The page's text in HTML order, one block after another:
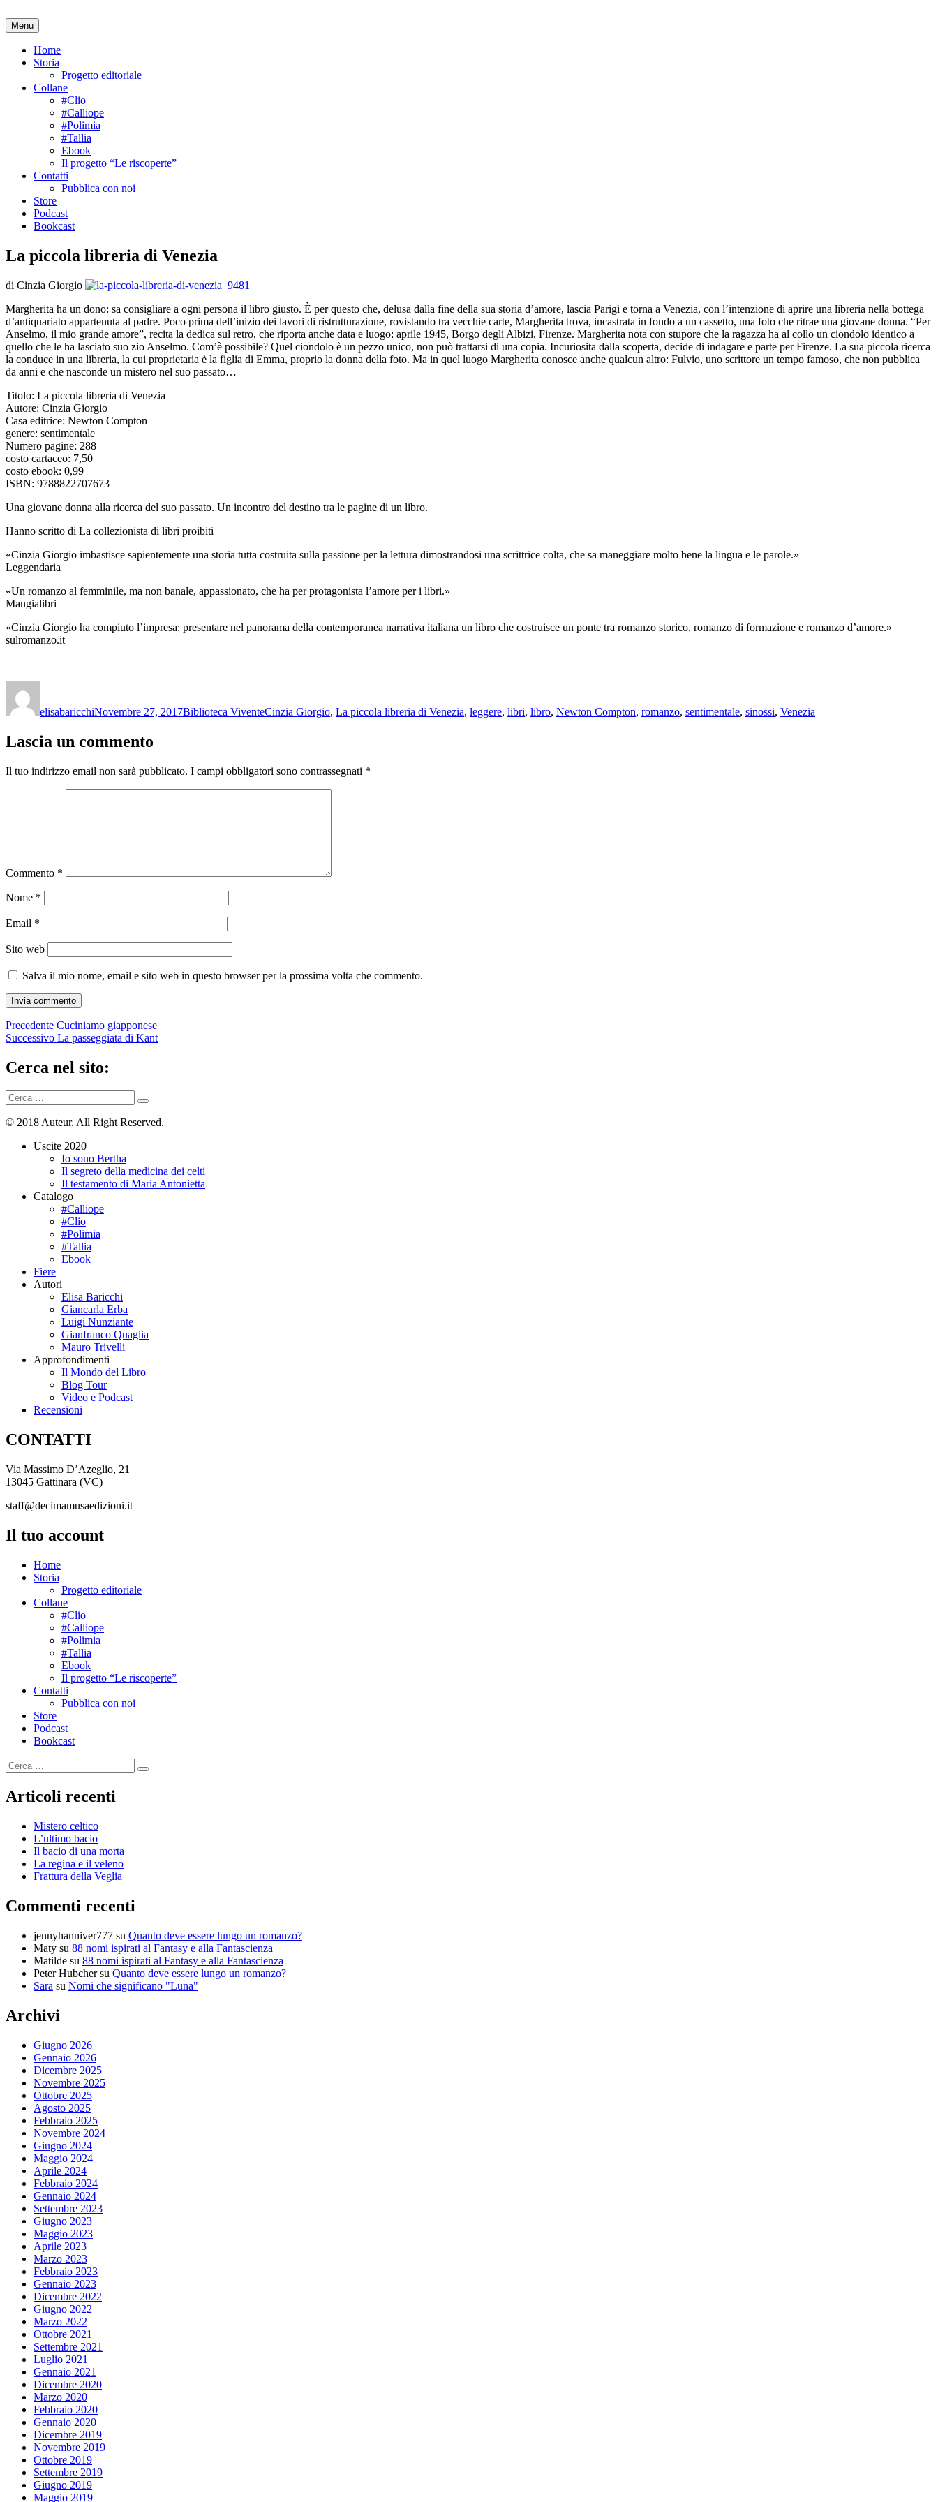
al
contenuto
Menu
Home
Storia
Progetto editoriale
Collane
#Clio
#Calliope
#Polimia
#Tallia
Ebook
Il progetto “Le riscoperte”
Contatti
Pubblica con noi
Store
Podcast
Bookcast
La piccola libreria di Venezia
di Cinzia Giorgio
Margherita ha un dono: sa consigliare a ogni persona il libro giusto. È per questo che, delusa dalla fine della sua storia d’amore, lascia Parigi e torna a Venezia, con l’intenzione di aprire una libreria nella bottega
d’antiquariato appartenuta al padre. Poco prima dell’inizio dei lavori di ristrutturazione, rovistando tra vecchie carte, Margherita trova, incastrata in fondo a un cassetto, una foto che ritrae una giovane donna. “Per
Anselmo, il mio grande amore”, recita la dedica sul retro, che riporta anche data e luogo: aprile 1945, Borgo degli Albizi, Firenze. Margherita nota con stupore che la ragazza ha al collo un ciondolo identico a
quello che le ha lasciato suo zio Anselmo. Com’è possibile? Quel ciondolo è un pezzo unico, non può trattarsi di una copia. Incuriosita dalla scoperta, decide di indagare e parte per Firenze. La sua piccola ricerca
la conduce in una libreria, la cui proprietaria è la figlia di Emma, proprio la donna della foto. Ma in quel luogo Margherita conosce anche qualcun altro: Fulvio, uno scrittore un tempo famoso, che non pubblica
da anni e che nasconde un mistero nel suo passato…
Titolo: La piccola libreria di Venezia
Autore: Cinzia Giorgio
Casa editrice: Newton Compton
genere: sentimentale
Numero pagine: 288
costo cartaceo: 7,50
costo ebook: 0,99
ISBN: 9788822707673
Una giovane donna alla ricerca del suo passato. Un incontro del destino tra le pagine di un libro.
Hanno scritto di La collezionista di libri proibiti
«Cinzia Giorgio imbastisce sapientemente una storia tutta costruita sulla passione per la lettura dimostrandosi una scrittrice colta, che sa maneggiare molto bene la lingua e le parole.»
Leggendaria
«Un romanzo al femminile, ma non banale, appassionato, che ha per protagonista l’amore per i libri.»
Mangialibri
«Cinzia Giorgio ha compiuto l’impresa: presentare nel panorama della contemporanea narrativa italiana un libro che costruisce un ponte tra romanzo storico, romanzo di formazione e romanzo d’amore.»
sulromanzo.it
elisabaricchiNovembre 27, 2017Biblioteca ViventeCinzia Giorgio, La piccola libreria di Venezia, leggere, libri, libro, Newton Compton, romanzo, sentimentale, sinossi, Venezia
Lascia un commento
Il tuo indirizzo email non sarà pubblicato. I campi obbligatori sono contrassegnati *
Commento *
Nome *
Email *
Sito web
Salva il mio nome, email e sito web in questo browser per la prossima volta che commento.
Navigazione
articoli
Precedente Articolo
precedente:
Cuciniamo giapponese
Successivo Articolo
La passeggiata di Kant
Cerca nel sito:
Cerca:
Cerca
© 2018 Auteur. All Right Reserved.
Uscite 2020
Io sono Bertha
Il segreto della medicina dei celti
Il testamento di Maria Antonietta
Catalogo
#Calliope
#Clio
#Polimia
#Tallia
Ebook
Fiere
Autori
Elisa Baricchi
Giancarla Erba
Luigi Nunziante
Gianfranco Quaglia
Mauro Trivelli
Approfondimenti
Il Mondo del Libro
Blog Tour
Video e Podcast
Recensioni
CONTATTI
Via Massimo D’Azeglio, 21
13045 Gattinara (VC)
staff@decimamusaedizioni.it
Il tuo account
Home
Storia
Progetto editoriale
Collane
#Clio
#Calliope
#Polimia
#Tallia
Ebook
Il progetto “Le riscoperte”
Contatti
Pubblica con noi
Store
Podcast
Bookcast
Cerca:
Cerca
Articoli recenti
Mistero celtico
L’ultimo bacio
Il bacio di una morta
La regina e il veleno
Frattura della Veglia
Commenti recenti
jennyhanniver777 su Quanto deve essere lungo un romanzo?
Maty su 88 nomi ispirati al Fantasy e alla Fantascienza
Matilde su 88 nomi ispirati al Fantasy e alla Fantascienza
Peter Hubchersu Quanto deve essere lungo un romanzo?
Sara su Nomi che significano "Luna"
Archivi
Giugno 2026
Gennaio 2026
Dicembre 2025
Novembre 2025
Ottobre 2025
Agosto 2025
Febbraio 2025
Novembre 2024
Giugno 2024
Maggio 2024
Aprile 2024
Febbraio 2024
Gennaio 2024
Settembre 2023
Giugno 2023
Maggio 2023
Aprile 2023
Marzo 2023
Febbraio 2023
Gennaio 2023
Dicembre 2022
Giugno 2022
Marzo 2022
Ottobre 2021
Settembre 2021
Luglio 2021
Gennaio 2021
Dicembre 2020
Marzo 2020
Febbraio 2020
Gennaio 2020
Dicembre 2019
Novembre 2019
Ottobre 2019
Settembre 2019
Giugno 2019
Maggio 2019